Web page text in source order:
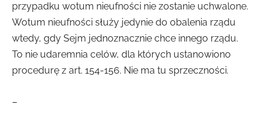
przypadku wotum nieufności nie zostanie uchwalone.
Wotum nieufności służy jedynie do obalenia rządu
wtedy, gdy Sejm jednoznacznie chce innego rządu.
To nie udaremnia celów, dla których ustanowiono
procedurę z art. 154-156. Nie ma tu sprzeczności.
–